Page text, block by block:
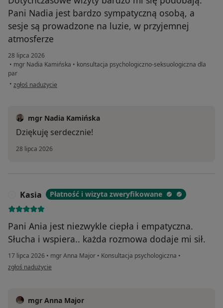
Pani Nadia jest bardzo sympatyczną osobą, a
sesje są prowadzone na luzie, w przyjemnej
atmosferze
28 lipca 2026
• mgr Nadia Kamińska • konsultacja psychologiczno-seksuologiczna dla
par
• w opinii użytkownika Natasza
zgłoś nadużycie
mgr Nadia Kamińska
Dziękuję serdecznie!
28 lipca 2026
Kasia Płatność i wizyta zweryfikowane
Pani Ania jest niezwykle ciepła i empatyczna.
Słucha i wspiera.. każda rozmowa dodaje mi sił.
17 lipca 2026 • mgr Anna Major • Konsultacja psychologiczna •
w opinii użytkownika Kasia
zgłoś nadużycie
mgr Anna Major